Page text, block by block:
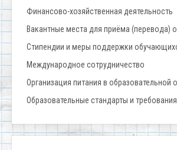
Финансово-хозяйственная деятельность
Вакантные места для приёма (перевода)
Стипендии и меры поддержки
Международное сотрудничество
Организация питания в образовательной
Образовательные стандарты и требования